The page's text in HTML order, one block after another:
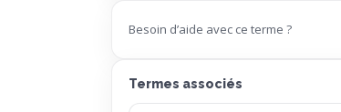
Besoin d’aide avec ce terme ?
Termes associés